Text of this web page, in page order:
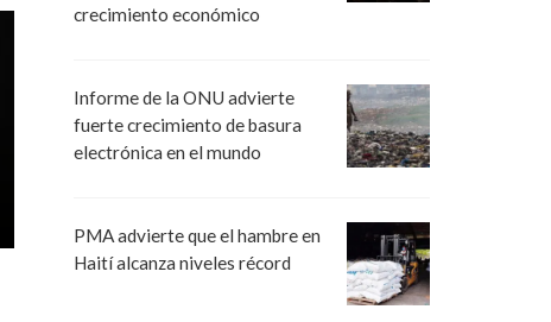
crecimiento económico
Informe de la ONU advierte
fuerte crecimiento de basura
electrónica en el mundo
PMA advierte que el hambre en
Haití alcanza niveles récord